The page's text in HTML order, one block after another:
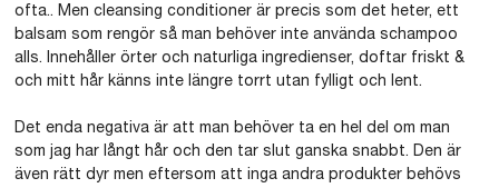
ofta.. Men cleansing conditioner är precis som det heter, ett
balsam som rengör så man behöver inte använda schampoo
alls. Innehåller örter och naturliga ingredienser, doftar friskt &
och mitt hår känns inte längre torrt utan fylligt och lent.
Det enda negativa är att man behöver ta en hel del om man
som jag har långt hår och den tar slut ganska snabbt. Den är
även rätt dyr men eftersom att inga andra produkter behövs